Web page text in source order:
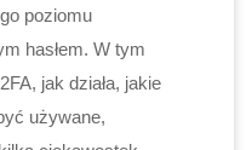
poziomu
hasłem. W tym
jak działa, jakie
używane,